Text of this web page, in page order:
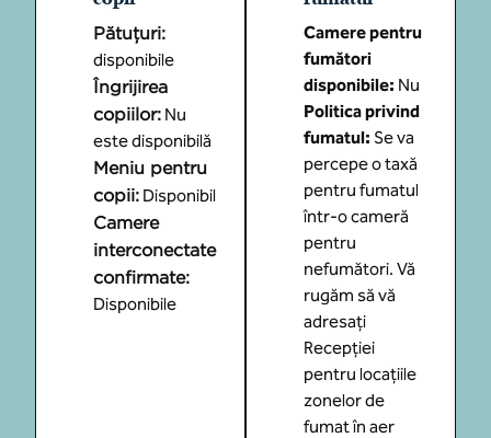
Pătuțuri:
disponibile
Îngrijirea
copiilor: Nu
este disponibilă
Meniu pentru
copii: Disponibil
Camere
interconectate
confirmate:
Disponibile
Camere pentru
fumători
disponibile: Nu
Politica privind
fumatul: Se va
percepe o taxă
pentru fumatul
într-o cameră
pentru
nefumători. Vă
rugăm să vă
adresați
Recepției
pentru locațiile
zonelor de
fumat în aer